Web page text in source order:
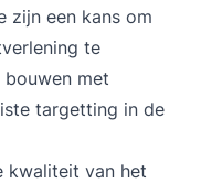
zijn een kans om
te
met
targetting in de
kwaliteit van het